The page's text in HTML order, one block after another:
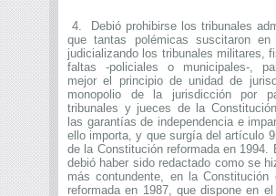
4. Debió prohibirse los tribunales
que tantas polémicas suscitaron en
judicializando los tribunales militares,
faltas -policiales o municipales-,
mejor el principio de unidad de
monopolio de la jurisdicción por
tribunales y jueces de la
las garantías de independencia e
ello importa, y que surgía del artículo
de la Constitución reformada en 1994.
debió haber sido redactado como se
más contundente, en la Constitución
reformada en 1987, que dispone en